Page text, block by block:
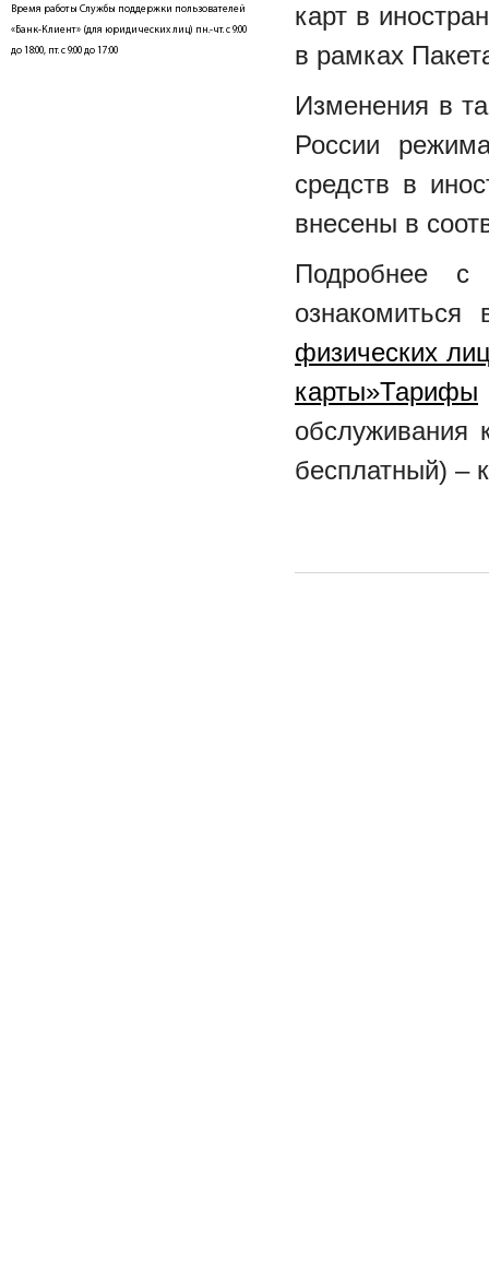
Время работы Службы поддержки пользователей
«Банк-Клиент» (для юридических лиц) пн.-чт. с 9:00
до 18:00, пт. с 9:00 до 17:00
карт в
в рамках
Изменения в
России
средств в
внесены в
Подробнее
физических
карты»Тарифы
обслуживания
бесплатный) –